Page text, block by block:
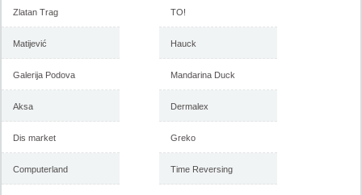
Zlatan Trag
Matijević
Galerija Podova
Aksa
Dis market
Computerland
TO!
Hauck
Mandarina Duck
Dermalex
Greko
Time Reversing